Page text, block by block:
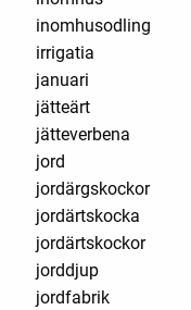
inomhusodling
irrigatia
januari
jätteärt
jätteverbena
jord
jordärgskockor
jordärtskocka
jordärtskockor
jorddjup
jordfabrik